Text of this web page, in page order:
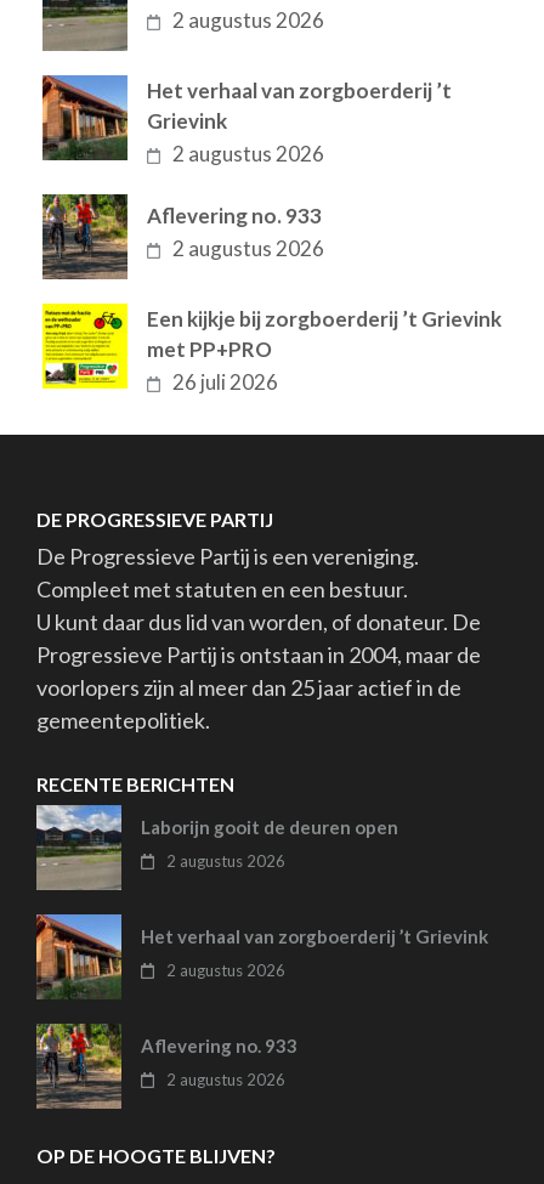
2 augustus 2026
Het verhaal van zorgboerderij ’t
Grievink
2 augustus 2026
Aflevering no. 933
2 augustus 2026
Een kijkje bij zorgboerderij ’t Grievink
met PP+PRO
26 juli 2026
DE PROGRESSIEVE PARTIJ
De Progressieve Partij is een vereniging.
Compleet met statuten en een bestuur.
U kunt daar dus lid van worden, of donateur. De
Progressieve Partij is ontstaan in 2004, maar de
voorlopers zijn al meer dan 25 jaar actief in de
gemeentepolitiek.
RECENTE BERICHTEN
Laborijn gooit de deuren open
2 augustus 2026
Het verhaal van zorgboerderij ’t Grievink
2 augustus 2026
Aflevering no. 933
2 augustus 2026
OP DE HOOGTE BLIJVEN?